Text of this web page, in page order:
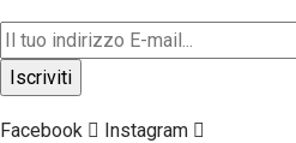
Facebook Instagram